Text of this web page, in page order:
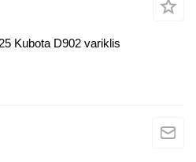
Kubota D902 variklis